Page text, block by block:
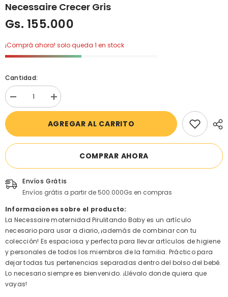
Necessaire Crecer Gris
Gs. 155.000
¡Comprá ahora! solo queda 1 en stock
Cantidad:
Disminuir
cantidad
Gris
aumentar
la
para
Crecer
Gris
AGREGAR AL CARRITO
COMPRAR AHORA
Envíos Grátis
Envíos grátis a partir de 500.000Gs en compras
Informaciones sobre el producto:
La Necessaire maternidad Pirulitando Baby es un artículo
necesario para usar a diario, ¡además de combinar con tu
colección! Es espaciosa y perfecta para llevar artículos de higiene
y personales de todos los miembros de la familia. Práctico para
dejar todas tus pertenencias separadas dentro del bolso del bebé.
Lo necesario siempre es bienvenido. ¡Llévalo donde quiera que
vayas!